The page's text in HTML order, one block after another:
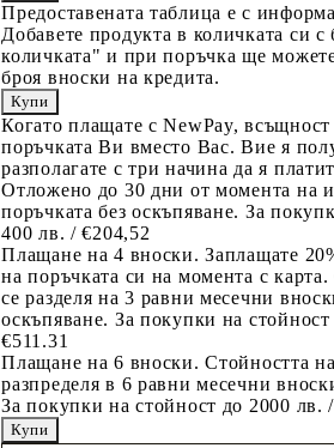
Предоставената таблица е с
Добавете продукта в количката си
количката" и при поръчка ще
броя вноски на кредита.
Когато плащате с NewPay,
поръчката Ви вместо Вас. Вие я
разполагате с три начина да я
Отложено до 30 дни от момента на
поръчката без оскъпяване. За
400 лв. / €204,52
Плащане на 4 вноски. Заплащате
на поръчката си на момента с карта.
се разделя на 3 равни месечни
оскъпяване. За покупки на
€511.31
Плащане на 6 вноски. Стойността
разпределя в 6 равни месечни
За покупки на стойност до 2000 лв.